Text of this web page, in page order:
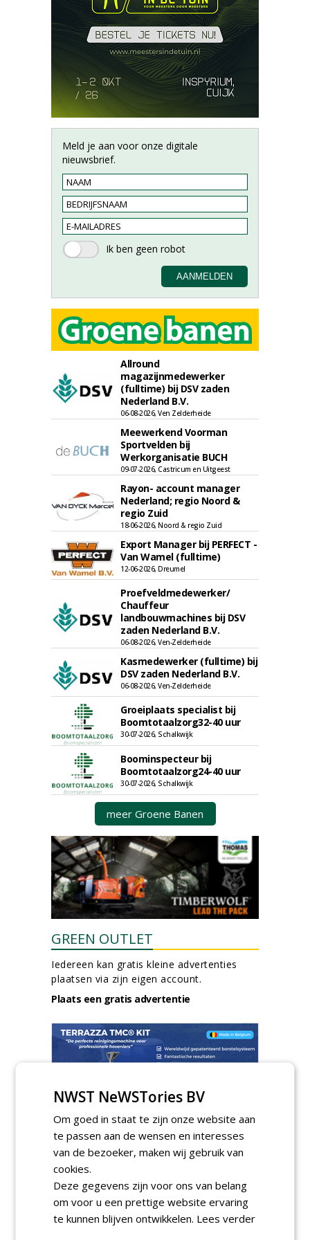
Meld je aan voor onze digitale
nieuwsbrief.
Allround
magazijnmedewerker
(fulltime) bij DSV zaden
Nederland B.V.
06-08-2026, Ven Zelderheide
Meewerkend Voorman
Sportvelden bij
Werkorganisatie BUCH
09-07-2026, Castricum en Uitgeest
Rayon- account manager
Nederland; regio Noord &
regio Zuid
18-06-2026, Noord & regio Zuid
Export Manager bij PERFECT -
Van Wamel (fulltime)
12-06-2026, Dreumel
Proefveldmedewerker/
Chauffeur
landbouwmachines bij DSV
zaden Nederland B.V.
06-08-2026, Ven-Zelderheide
Kasmedewerker (fulltime) bij
DSV zaden Nederland B.V.
06-08-2026, Ven-Zelderheide
Groeiplaats specialist bij
Boomtotaalzorg32-40 uur
30-07-2026, Schalkwijk
Boominspecteur bij
Boomtotaalzorg24-40 uur
30-07-2026, Schalkwijk
meer Groene Banen
GREEN OUTLET
Iedereen kan gratis kleine advertenties
plaatsen via zijn eigen account.
Plaats een gratis advertentie
AGENDA
Roadshow over
GreentoColour en Heem in
woensdag 12 augustus 2026
Menkehorst houdt
najaarsbeurs met aanbod
NWST NeWSTories BV
Om goed in staat te zijn onze website aan
te passen aan de wensen en interesses
van de bezoeker, maken wij gebruik van
cookies.
Deze gegevens zijn voor ons van belang
om voor u een prettige website ervaring
te kunnen blijven ontwikkelen. Lees verder